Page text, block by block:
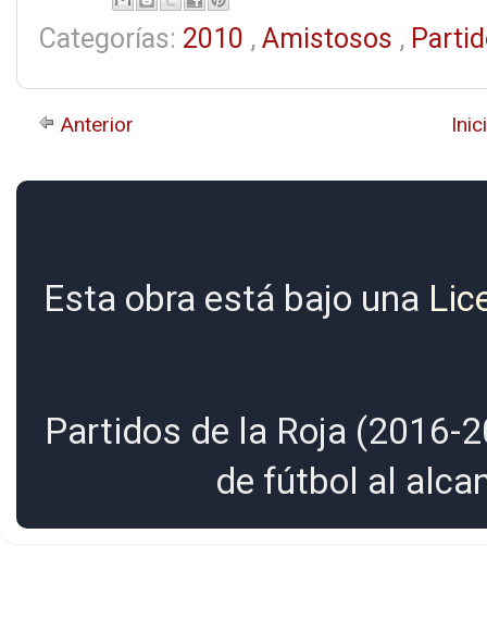
Categorías: 2010 , Amistosos ,
Anterior
Esta obra está bajo una
Partidos de la Roja (2016-
de fútbol al